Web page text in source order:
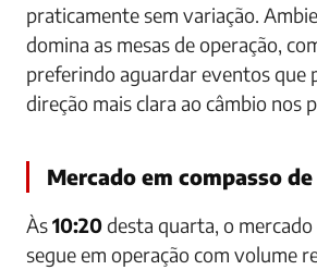
praticamente sem variação.
domina as mesas de operação,
preferindo aguardar eventos que
direção mais clara ao câmbio nos
Mercado em compasso
Às10:20desta quarta, o mercado
segue em operação com volume